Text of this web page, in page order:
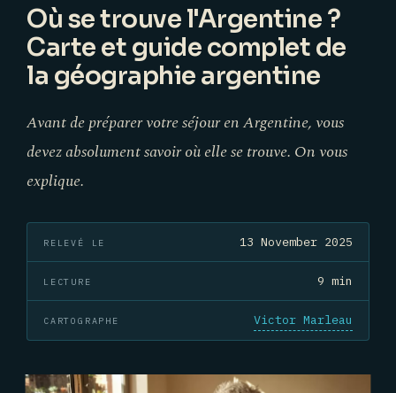
Où se trouve l'Argentine ?
Carte et guide complet de
la géographie argentine
Avant de préparer votre séjour en Argentine, vous
devez absolument savoir où elle se trouve. On vous
explique.
RELEVÉ LE 13 November 2025
LECTURE 9 min
CARTOGRAPHE Victor Marleau